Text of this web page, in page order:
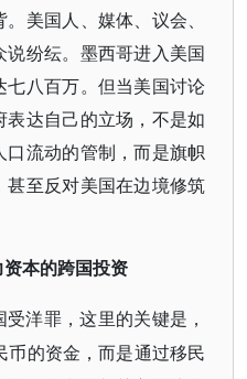
美国人、媒体、议会、
纷纭。墨西哥进入美国
八百万。但当美国讨论
达自己的立场，不是如
流动的管制，而是旗帜
至反对美国在边境修筑
本的跨国投资
洋罪，这里的关键是，
币的资金，而是通过移民